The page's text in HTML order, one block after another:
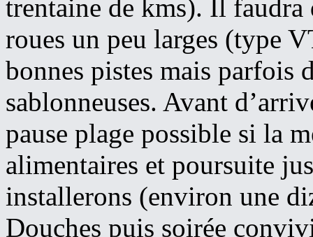
trentaine de kms). Il
roues un peu larges (type
bonnes pistes mais parfois
sablonneuses. Avant
pause plage possible si la
alimentaires et poursuite
installerons (environ une
Douches puis soirée